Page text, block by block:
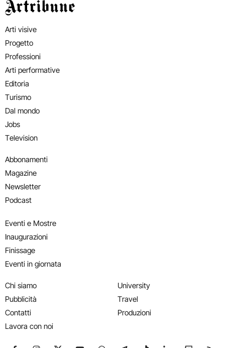
Artribune
Arti visive
Progetto
Professioni
Arti performative
Editoria
Turismo
Dal mondo
Jobs
Television
Abbonamenti
Magazine
Newsletter
Podcast
Eventi e Mostre
Inaugurazioni
Finissage
Eventi in giornata
Chi siamo
Pubblicità
Contatti
Lavora con noi
University
Travel
Produzioni